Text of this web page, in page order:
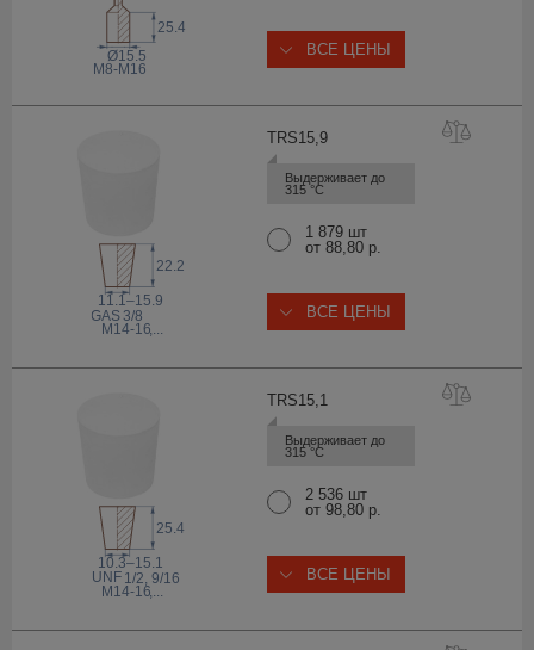
25.4
Ø15.5
М8-М16
ВСЕ ЦЕНЫ
TRS15,9
Выдерживает до
315 °С
22.2
GAS 3/8
11.1–15.9
M14-16,...
1 879 шт
от 88,80 р.
ВСЕ ЦЕНЫ
TRS15,1
Выдерживает до
315 °С
25.4
10.3–15.1
M14-16,...
UNF 1/2, 9/16
2 536 шт
от 98,80 р.
ВСЕ ЦЕНЫ